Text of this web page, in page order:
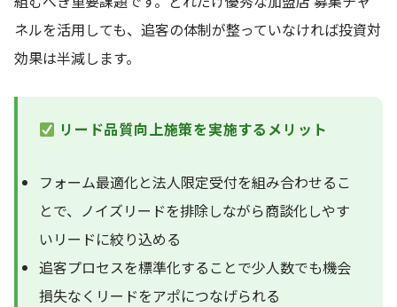
ネルを活用しても、追客の体制が整っていなければ投資対
効果は半減します。
リード品質向上施策を実施するメリット
フォーム最適化と法人限定受付を組み合わせるこ
とで、ノイズリードを排除しながら商談化しやす
いリードに絞り込める
追客プロセスを標準化することで少人数でも機会
損失なくリードをアポにつなげられる